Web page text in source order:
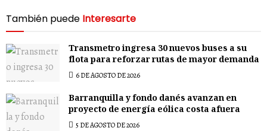
También puede Interesarte
Transmetro ingresa 30 nuevos buses a su
flota para reforzar rutas de mayor demanda
6 DE AGOSTO DE 2026
Barranquilla y fondo danés avanzan en
proyecto de energía eólica costa afuera
5 DE AGOSTO DE 2026